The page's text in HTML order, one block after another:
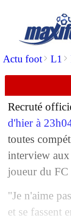
Actu foot> L1 >
Recruté
d'hier à
toutes
interview
joueur du FC
"Je n'aime
et se fassent
Brest:
01/07 Inter
01/07 Lens:
01/07 Rennes
01/07 TFC:
01/07 PSG:
01/07 Man